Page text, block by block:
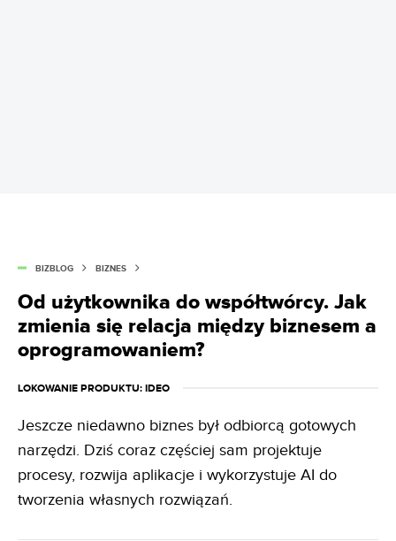
BIZBLOG BIZNES
Od użytkownika do współtwórcy. Jak
zmienia się relacja między biznesem a
oprogramowaniem?
LOKOWANIE PRODUKTU: IDEO
Jeszcze niedawno biznes był odbiorcą gotowych
narzędzi. Dziś coraz częściej sam projektuje
procesy, rozwija aplikacje i wykorzystuje AI do
tworzenia własnych rozwiązań.